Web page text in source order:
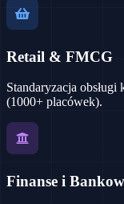
Retail & FMCG
Standaryzacja
(1000+ placówek).
Finanse i